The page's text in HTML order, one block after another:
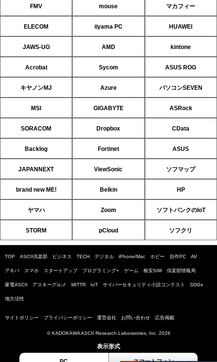
FMV mouse マカフィー
ELECOM iiyama PC HUAWEI
JAWS-UG AMD kintone
Acrobat Sycom ASUS ROG
キヤノンMJ Azure パソコンSEVEN
MSI GIGABYTE ASRock
SORACOM Dropbox CData
Backlog Fortinet ASUS
JAPANNEXT ViewSonic ソフマップ
brand new ME! Belkin HP
ヤマハ Zoom ソフトバンクのIoT
STORM pCloud ソフクリ
TOP ASCII倶楽部 ビジネス TECH デジタル iPhone/Mac ホビー 自作PC AV
アキバ スマホ スタートアップ プログラミング+ ゲーム 格安SIM 倶楽部情報局
家電ASCII アスキーグルメ MITTR IoT サイバーセキュリティ小説コンテスト SDGs
地方活性
サイトポリシー プライバシーポリシー 運営会社 お問い合わせ 広告掲載
© KADOKAWA ASCII Research Laboratories, Inc. 2026
表示形式